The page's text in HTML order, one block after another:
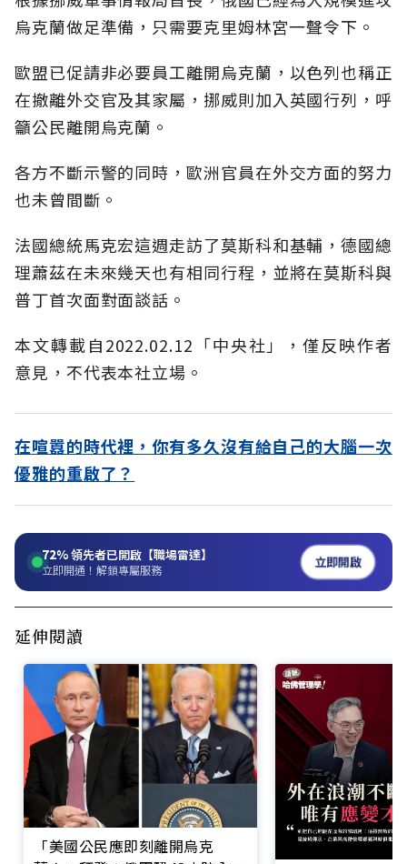
烏克蘭做足準備，只需要克里姆林宮一聲令下。
歐盟已促請非必要員工離開烏克蘭，以色列也稱正
在撤離外交官及其家屬，挪威則加入英國行列，呼
籲公民離開烏克蘭。
各方不斷示警的同時，歐洲官員在外交方面的努力
也未曾間斷。
法國總統馬克宏這週走訪了莫斯科和基輔，德國總
理蕭茲在未來幾天也有相同行程，並將在莫斯科與
普丁首次面對面談話。
本文轉載自2022.02.12「中央社」，僅反映作者
意見，不代表本社立場。
在喧囂的時代裡，你有多久沒有給自己的大腦一次
優雅的重啟了？
72%領先者已開啟【職場雷達】
立即開通！解鎖專屬服務 立即開啟
延伸閱讀
「美國公民應即刻離開烏克